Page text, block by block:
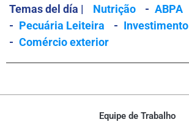
Temas del día | Nutrição - ABPA
- Pecuária Leiteira - Investimento
- Comércio exterior
Equipe de Trabalho